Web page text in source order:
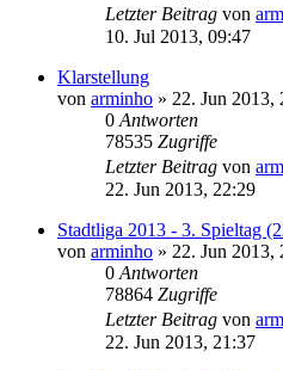
Letzter Beitrag von
10. Jul 2013, 09:47
Klarstellung
von arminho » 22. Jun 2013,
0 Antworten
78535 Zugriffe
Letzter Beitrag von
22. Jun 2013, 22:29
Stadtliga 2013 - 3. Spieltag
von arminho » 22. Jun 2013,
0 Antworten
78864 Zugriffe
Letzter Beitrag von
22. Jun 2013, 21:37